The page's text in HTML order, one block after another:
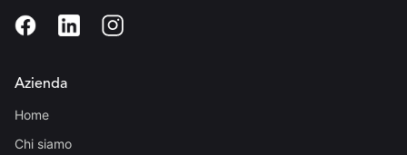
Azienda
Home
Chi siamo